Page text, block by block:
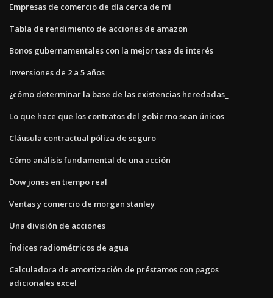
Empresas de comercio de día cerca de mí
Tabla de rendimiento de acciones de amazon
Bonos gubernamentales con la mejor tasa de interés
Inversiones de 2 a 5 años
¿cómo determinar la base de las existencias heredadas_
Lo que hace que los contratos del gobierno sean únicos
Cláusula contractual póliza de seguro
Cómo análisis fundamental de una acción
Dow jones en tiempo real
Ventas y comercio de morgan stanley
Una división de acciones
Índices radiométricos de agua
Calculadora de amortización de préstamos con pagos
adicionales excel